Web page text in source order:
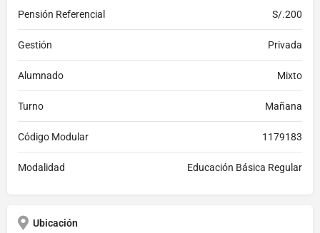
Pensión Referencial S/.200
Gestión Privada
Alumnado Mixto
Turno Mañana
Código Modular 1179183
Modalidad Educación Básica Regular
Ubicación